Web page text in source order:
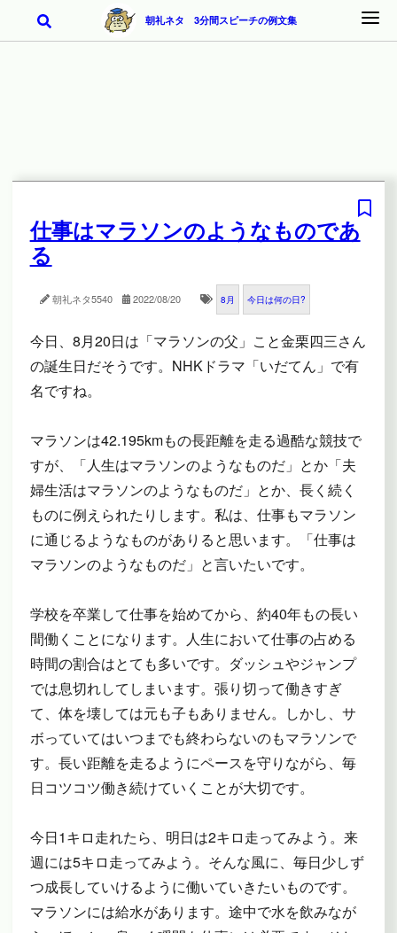
朝礼ネタ 3分間スピーチの例文集
仕事はマラソンのようなものであ
る
朝礼ネタ5540 2022/08/20 8月 今日は何の日?
今日、8月20日は「マラソンの父」こと金栗四三さん
の誕生日だそうです。NHKドラマ「いだてん」で有
名ですね。
マラソンは42.195kmもの長距離を走る過酷な競技で
すが、「人生はマラソンのようなものだ」とか「夫
婦生活はマラソンのようなものだ」とか、長く続く
ものに例えられたりします。私は、仕事もマラソン
に通じるようなものがありると思います。「仕事は
マラソンのようなものだ」と言いたいです。
学校を卒業して仕事を始めてから、約40年もの長い
間働くことになります。人生において仕事の占める
時間の割合はとても多いです。ダッシュやジャンプ
では息切れしてしまいます。張り切って働きすぎ
て、体を壊しては元も子もありません。しかし、サ
ボっていてはいつまでも終わらないのもマラソンで
す。長い距離を走るようにペースを守りながら、毎
日コツコツ働き続けていくことが大切です。
今日1キロ走れたら、明日は2キロ走ってみよう。来
週には5キロ走ってみよう。そんな風に、毎日少しず
つ成長していけるように働いていきたいものです。
マラソンには給水があります。途中で水を飲みなが